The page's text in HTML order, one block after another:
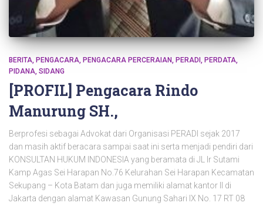
BERITA PENGACARA PENGACARA PERCERAIAN PERADI PERDATA
PIDANA SIDANG
[PROFIL] Pengacara Rindo
Manurung SH.,
Berprofesi sebagai Advokat dari Organisasi PERADI sejak 2017
dan masih aktif beracara sampai saat ini serta menjadi pendiri dari
KONSULTAN HUKUM INDONESIA yang beramata di JL Ir Sutami
Kamp Agas Sei Harapan No.76 Kelurahan Sei Harapan Kecamatan
Sekupang – Kota Batam dan juga memiliki alamat kantor II di
Jakarta dengan alamat Kawasan Gunung Sahari IX No. 17 RT 08